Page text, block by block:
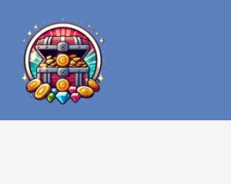
キ